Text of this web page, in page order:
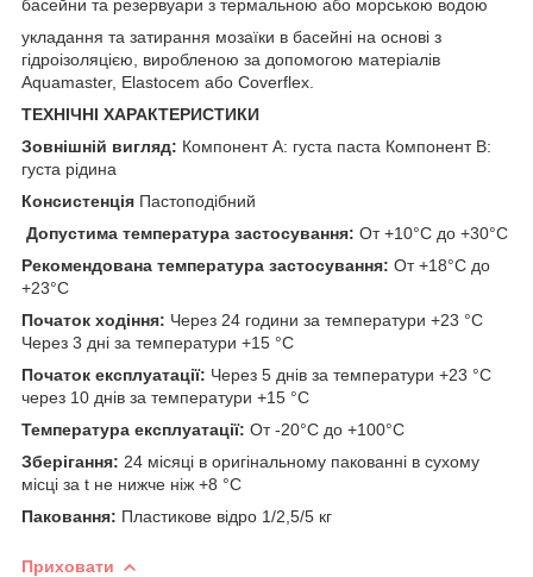
басейни та резервуари з термальною або морською водою
укладання та затирання мозаїки в басейні на основі з
гідроізоляцією, виробленою за допомогою матеріалів
Aquamaster, Elastocem або Coverflex.
ТЕХНІЧНІ ХАРАКТЕРИСТИКИ
Зовнішній вигляд: Компонент А: густа паста Компонент В:
густа рідина
Консистенція Пастоподібний
Допустима температура застосування: От +10°C до +30°C
Рекомендована температура застосування: От +18°C до
+23°C
Початок ходіння: Через 24 години за температури +23 °C
Через 3 дні за температури +15 °C
Початок експлуатації: Через 5 днів за температури +23 °C
через 10 днів за температури +15 °C
Температура експлуатації: От -20°C до +100°C
Зберігання: 24 місяці в оригінальному пакованні в сухому
місці за t не нижче ніж +8 °C
Паковання: Пластикове відро 1/2,5/5 кг
Приховати